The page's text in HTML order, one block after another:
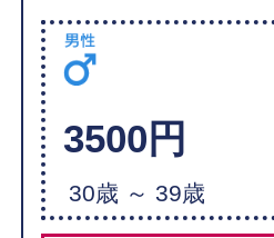
3500円
30歳 ～ 39歳